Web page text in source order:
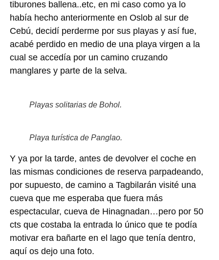
tiburones ballena..etc, en mi caso como ya lo
había hecho anteriormente en Oslob al sur de
Cebú, decidí perderme por sus playas y así fue,
acabé perdido en medio de una playa virgen a la
cual se accedía por un camino cruzando
manglares y parte de la selva.
Playas solitarias de Bohol.
Playa turística de Panglao.
Y ya por la tarde, antes de devolver el coche en
las mismas condiciones de reserva parpadeando,
por supuesto, de camino a Tagbilarán visité una
cueva que me esperaba que fuera más
espectacular, cueva de Hinagnadan…pero por 50
cts que costaba la entrada lo único que te podía
motivar era bañarte en el lago que tenía dentro,
aquí os dejo una foto.